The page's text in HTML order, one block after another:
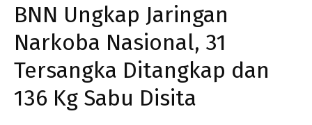
BNN Ungkap Jaringan
Narkoba Nasional, 31
Tersangka Ditangkap dan
136 Kg Sabu Disita